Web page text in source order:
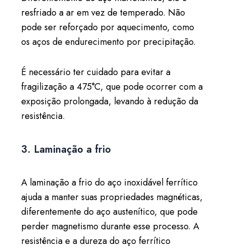
resfriado a ar em vez de temperado. Não
pode ser reforçado por aquecimento, como
os aços de endurecimento por precipitação.
É necessário ter cuidado para evitar a
fragilização a 475°C, que pode ocorrer com a
exposição prolongada, levando à redução da
resistência.
3. Laminação a frio
A laminação a frio do aço inoxidável ferrítico
ajuda a manter suas propriedades magnéticas,
diferentemente do aço austenítico, que pode
perder magnetismo durante esse processo. A
resistência e a dureza do aço ferrítico